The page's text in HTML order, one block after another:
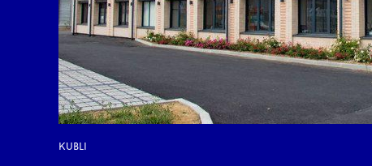
KUBLI